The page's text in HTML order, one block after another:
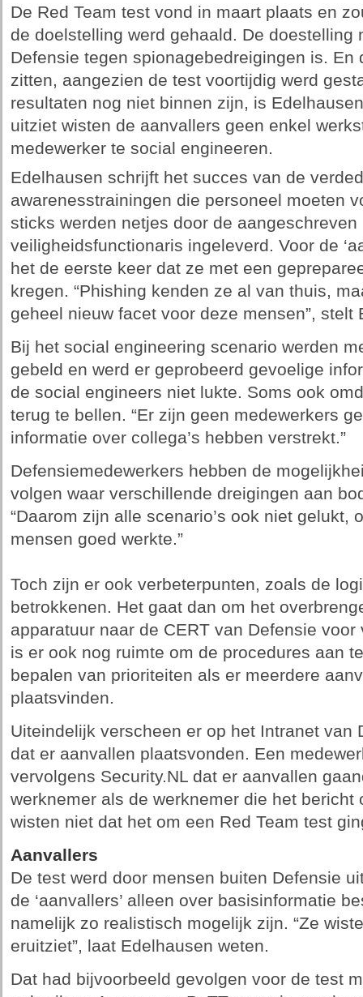
De Red Team test vond in maart plaats en
de doelstelling werd gehaald. De doestelling
Defensie tegen spionagebedreigingen is. En
zitten, aangezien de test voortijdig werd
resultaten nog niet binnen zijn, is
uitziet wisten de aanvallers geen enkel
medewerker te social engineeren.
Edelhausen schrijft het succes van de
awarenesstrainingen die personeel moeten
sticks werden netjes door de
veiligheidsfunctionaris ingeleverd. Voor de
het de eerste keer dat ze met een
kregen. “Phishing kenden ze al van thuis,
geheel nieuw facet voor deze mensen”, stelt
Bij het social engineering scenario werden
gebeld en werd er geprobeerd gevoelige
de social engineers niet lukte. Soms ook
terug te bellen. “Er zijn geen medewerkers
informatie over collega’s hebben verstrekt.”
Defensiemedewerkers hebben de
volgen waar verschillende dreigingen aan
“Daarom zijn alle scenario’s ook niet gelukt,
mensen goed werkte.”
Toch zijn er ook verbeterpunten, zoals de
betrokkenen. Het gaat dan om het
apparatuur naar de CERT van Defensie
is er ook nog ruimte om de procedures aan
bepalen van prioriteiten als er meerdere
plaatsvinden.
Uiteindelijk verscheen er op het Intranet van
dat er aanvallen plaatsvonden. Een
vervolgens Security.NL dat er aanvallen
werknemer als de werknemer die het bericht
wisten niet dat het om een Red Team test
Aanvallers
De test werd door mensen buiten Defensie
de ‘aanvallers’ alleen over basisinformatie
namelijk zo realistisch mogelijk zijn. “Ze
eruitziet”, laat Edelhausen weten.
Dat had bijvoorbeeld gevolgen voor de test